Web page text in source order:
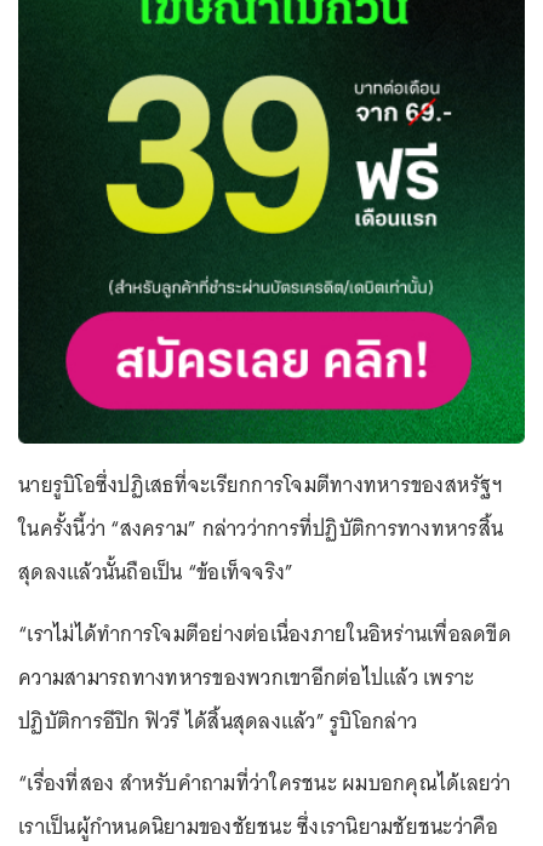
นายรูบิโอซึ่งปฏิเสธที่จะเรียกการโจมตีทางทหารของสหรัฐฯ
ในครั้งนี้ว่า “สงคราม” กล่าวว่าการที่ปฏิบัติการทางทหารสิ้น
สุดลงแล้วนั้นถือเป็น “ข้อเท็จจริง”
“เราไม่ได้ทำการโจมตีอย่างต่อเนื่องภายในอิหร่านเพื่อลดขีด
ความสามารถทางทหารของพวกเขาอีกต่อไปแล้ว เพราะ
ปฏิบัติการอีปิก ฟิวรี ได้สิ้นสุดลงแล้ว” รูบิโอกล่าว
“เรื่องที่สอง สำหรับคำถามที่ว่าใครชนะ ผมบอกคุณได้เลยว่า
เราเป็นผู้กำหนดนิยามของชัยชนะ ซึ่งเรานิยามชัยชนะว่าคือ